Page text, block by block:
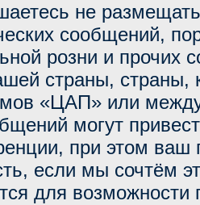
не
сообщений,
розни и прочих
страны, страны,
«ЦАП» или
могут
при этом ваш
если мы сочтём
для возможности